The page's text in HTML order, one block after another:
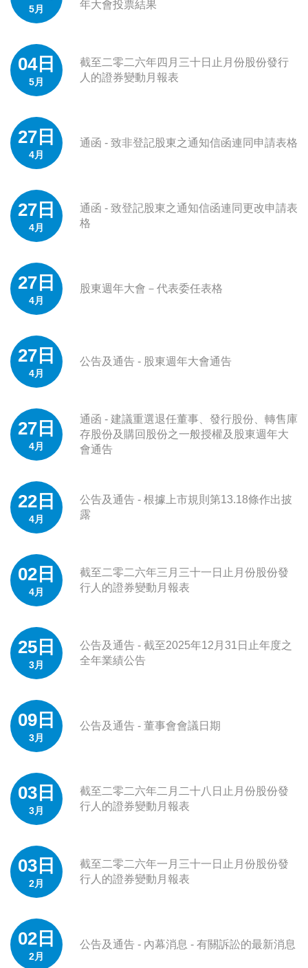
5月
年大會投票結果
04日
5月
截至二零二六年四月三十日止月份股份發行
人的證券變動月報表
27日
4月
通函 - 致非登記股東之通知信函連同申請表格
27日
4月
通函 - 致登記股東之通知信函連同更改申請表
格
27日
4月
股東週年大會－代表委任表格
27日
4月
公告及通告 - 股東週年大會通告
27日
4月
通函 - 建議重選退任董事、發行股份、轉售庫
存股份及購回股份之一般授權及股東週年大
會通告
22日
4月
公告及通告 - 根據上市規則第13.18條作出披
露
02日
4月
截至二零二六年三月三十一日止月份股份發
行人的證券變動月報表
25日
3月
公告及通告 - 截至2025年12月31日止年度之
全年業績公告
09日
3月
公告及通告 - 董事會會議日期
03日
3月
截至二零二六年二月二十八日止月份股份發
行人的證券變動月報表
03日
2月
截至二零二六年一月三十一日止月份股份發
行人的證券變動月報表
02日
2月
公告及通告 - 內幕消息 - 有關訴訟的最新消息